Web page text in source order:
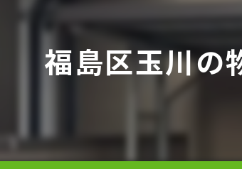
福島区玉川の